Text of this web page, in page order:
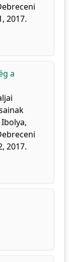
2017.
a
2017.